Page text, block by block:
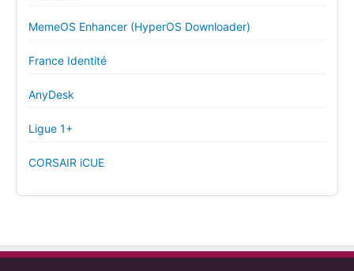
MemeOS Enhancer (HyperOS Downloader)
France Identité
AnyDesk
Ligue 1+
CORSAIR iCUE